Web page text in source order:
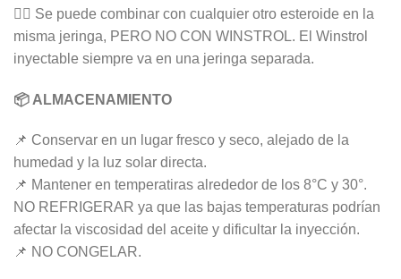
👉🏻 Se puede combinar con cualquier otro esteroide en la
misma jeringa, PERO NO CON WINSTROL. El Winstrol
inyectable siempre va en una jeringa separada.
📦 ALMACENAMIENTO
📌 Conservar en un lugar fresco y seco, alejado de la
humedad y la luz solar directa.
📌 Mantener en temperatiras alrededor de los 8°C y 30°.
NO REFRIGERAR ya que las bajas temperaturas podrían
afectar la viscosidad del aceite y dificultar la inyección.
📌 NO CONGELAR.